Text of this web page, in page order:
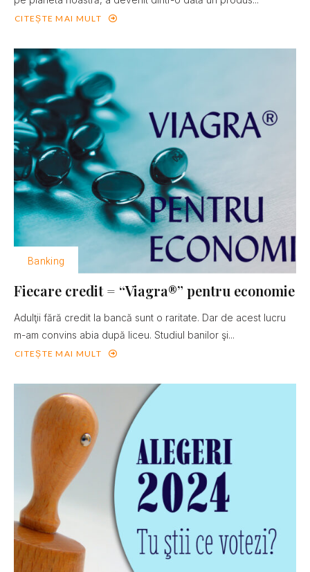
CITEȘTE MAI MULT
Banking
Fiecare credit = “Viagra®” pentru economie
Adulţii fără credit la bancă sunt o raritate. Dar de acest lucru
m-am convins abia după liceu. Studiul banilor şi...
CITEȘTE MAI MULT